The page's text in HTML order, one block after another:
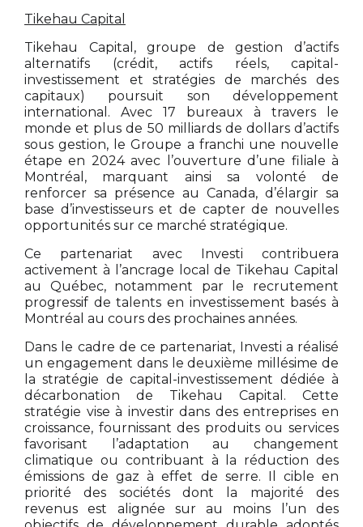
Tikehau Capital
Tikehau Capital, groupe de gestion d’actifs
alternatifs (crédit, actifs réels, capital-
investissement et stratégies de marchés des
capitaux) poursuit son développement
international. Avec 17 bureaux à travers le
monde et plus de 50 milliards de dollars d’actifs
sous gestion, le Groupe a franchi une nouvelle
étape en 2024 avec l’ouverture d’une filiale à
Montréal, marquant ainsi sa volonté de
renforcer sa présence au Canada, d’élargir sa
base d’investisseurs et de capter de nouvelles
opportunités sur ce marché stratégique.
Ce partenariat avec Investi contribuera
activement à l’ancrage local de Tikehau Capital
au Québec, notamment par le recrutement
progressif de talents en investissement basés à
Montréal au cours des prochaines années.
Dans le cadre de ce partenariat, Investi a réalisé
un engagement dans le deuxième millésime de
la stratégie de capital-investissement dédiée à
décarbonation de Tikehau Capital. Cette
stratégie vise à investir dans des entreprises en
croissance, fournissant des produits ou services
favorisant l’adaptation au changement
climatique ou contribuant à la réduction des
émissions de gaz à effet de serre. Il cible en
priorité des sociétés dont la majorité des
revenus est alignée sur au moins l’un des